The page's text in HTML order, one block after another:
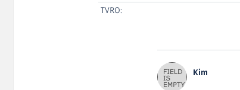
TVRO:
Kim